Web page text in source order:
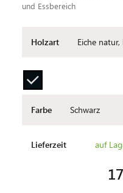
und Essbereich
Holzart Eiche
Farbe Schwarz
Lieferzeit auf